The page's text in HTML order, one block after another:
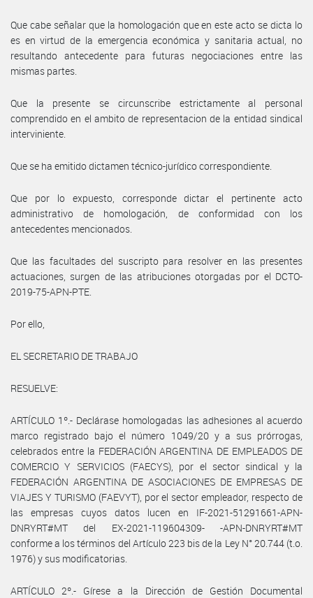
Que cabe señalar que la homologación que en este acto se dicta lo
es en virtud de la emergencia económica y sanitaria actual, no
resultando antecedente para futuras negociaciones entre las
mismas partes.
Que la presente se circunscribe estrictamente al personal
comprendido en el ambito de representacion de la entidad sindical
interviniente.
Que se ha emitido dictamen técnico-jurídico correspondiente.
Que por lo expuesto, corresponde dictar el pertinente acto
administrativo de homologación, de conformidad con los
antecedentes mencionados.
Que las facultades del suscripto para resolver en las presentes
actuaciones, surgen de las atribuciones otorgadas por el DCTO-
2019-75-APN-PTE.
Por ello,
EL SECRETARIO DE TRABAJO
RESUELVE:
ARTÍCULO 1º.- Declárase homologadas las adhesiones al acuerdo
marco registrado bajo el número 1049/20 y a sus prórrogas,
celebrados entre la FEDERACIÓN ARGENTINA DE EMPLEADOS DE
COMERCIO Y SERVICIOS (FAECYS), por el sector sindical y la
FEDERACIÓN ARGENTINA DE ASOCIACIONES DE EMPRESAS DE
VIAJES Y TURISMO (FAEVYT), por el sector empleador, respecto de
las empresas cuyos datos lucen en IF-2021-51291661-APN-
DNRYRT#MT del EX-2021-119604309- -APN-DNRYRT#MT
conforme a los términos del Artículo 223 bis de la Ley N° 20.744 (t.o.
1976) y sus modificatorias.
ARTÍCULO 2º.- Gírese a la Dirección de Gestión Documental